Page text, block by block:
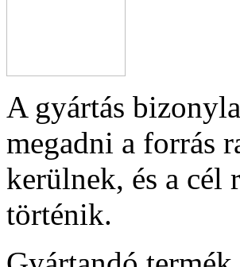
A gyártás
megadni a forrás
kerülnek, és a cél
történik.